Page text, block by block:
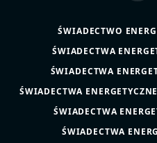
ŚWIADECTWO
ŚWIADECTWA
ŚWIADECTWA
ŚWIADECTWA
ŚWIADECTWA
ŚWIADECTWA